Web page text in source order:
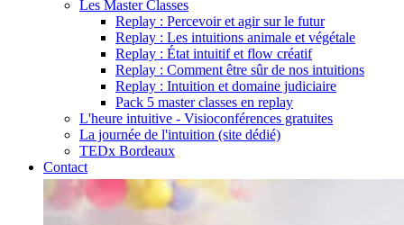
Les Master Classes
Replay : Percevoir et agir sur le futur
Replay : Les intuitions animale et végétale
Replay : État intuitif et flow créatif
Replay : Comment être sûr de nos intuitions
Replay : Intuition et domaine judiciaire
Pack 5 master classes en replay
L'heure intuitive - Visioconférences gratuites
La journée de l'intuition (site dédié)
TEDx Bordeaux
Contact